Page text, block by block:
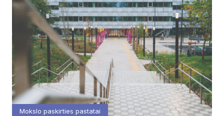
Mokslo paskirties pastatai